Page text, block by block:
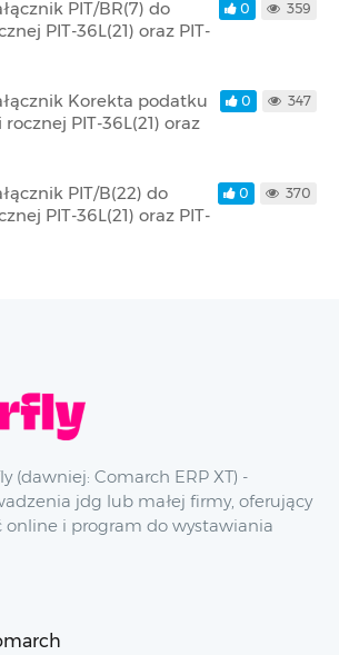
PIT/BR(7) do
PIT-36L(21) oraz PIT-
0 359
Korekta podatku
PIT-36L(21) oraz
0 347
PIT/B(22) do
PIT-36L(21) oraz PIT-
0 370
(dawniej: Comarch ERP XT) -
jdg lub małej firmy, oferujący
online i program do wystawiania